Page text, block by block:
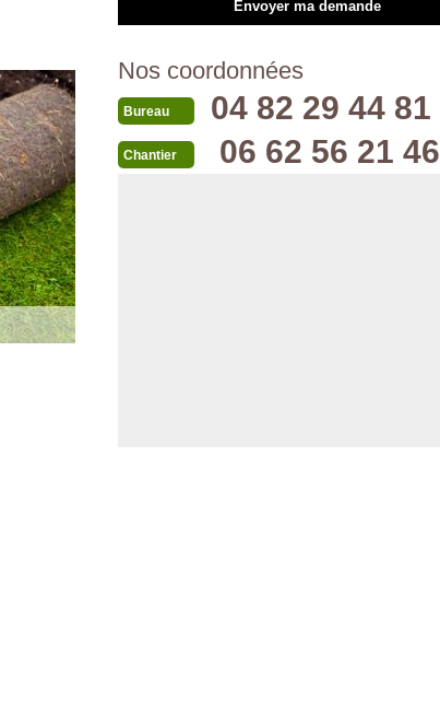
Nos coordonnées
Bureau 04 82 29 44 81
Chantier 06 62 56 21 46